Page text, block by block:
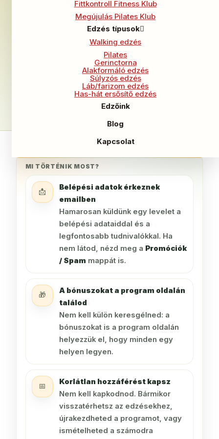
Fittkontroll Fitness Klub
Megújulás Pilates Klub
Edzés típusok
Walking edzés
Pilates
Gerinctorna
Alakformáló edzés
Súlyzós edzés
Láb/farizom edzés
Has-hát ersősítő edzés
Edzőink
Blog
Kapcsolat
A következő lépés nagyon egyszerű:
belépési adataidat és minden fontos
korlátlan hozzáférést kapsz
bónuszokat pedig a program oldalán találod
majd meg, hogy minden egy helyen legyen.
MI TÖRTÉNIK MOST?
📩
Belépési adatok érkeznek
emailben
Hamarosan küldünk egy levelet a
belépési adataiddal és a
legfontosabb tudnivalókkal. Ha
nem látod, nézd meg a Promóciók
/ Spam mappát is.
🎁
A bónuszokat a program oldalán
találod
Nem kell külön keresgélned: a
bónuszokat is a program oldalán
helyezzük el, hogy minden egy
helyen legyen.
📅
Korlátlan hozzáférést kapsz
Nem kell kapkodnod. Bármikor
visszatérhetsz az edzésekhez,
újrakezdheted a programot, vagy
ismételheted a számodra